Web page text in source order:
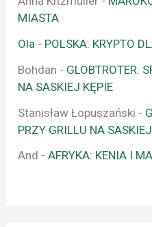
MIASTA
Ola - POLSKA: KRYPTO
Bohdan - GLOBTROTER:
NA SASKIEJ KĘPIE
Stanisław Łopuszański -
PRZY GRILLU NA
And -AFRYKA: KENIA I